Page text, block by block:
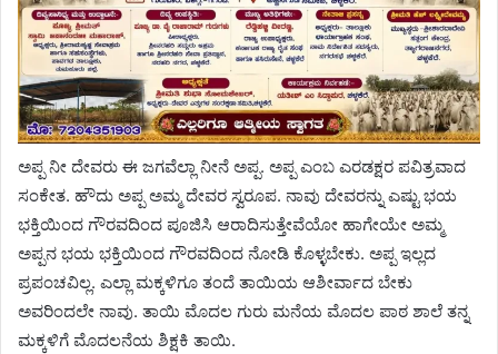
ಅಪ್ಪ ನೀ ದೇವರು ಈ ಜಗವೆಲ್ಲಾ ನೀನೆ ಅಪ್ಪ. ಅಪ್ಪ ಎಂಬ ಎರಡಕ್ಷರ ಪವಿತ್ರವಾದ
ಸಂಕೇತ. ಹೌದು ಅಪ್ಪ ಅಮ್ಮ ದೇವರ ಸ್ವರೂಪ. ನಾವು ದೇವರನ್ನು ಎಷ್ಟು ಭಯ
ಭಕ್ತಿಯಿಂದ ಗೌರವದಿಂದ ಪೂಜಿಸಿ ಆರಾದಿಸುತ್ತೇವೆಯೋ ಹಾಗೇಯೇ ಅಮ್ಮ
ಅಪ್ಪನ ಭಯ ಭಕ್ತಿಯಿಂದ ಗೌರವದಿಂದ ನೋಡಿ ಕೊಳ್ಳಬೇಕು. ಅಪ್ಪ ಇಲ್ಲದ
ಪ್ರಪಂಚವಿಲ್ಲ. ಎಲ್ಲಾ ಮಕ್ಕಳಿಗೂ ತಂದೆ ತಾಯಿಯ ಆಶೀರ್ವಾದ ಬೇಕು
ಅವರಿಂದಲೇ ನಾವು. ತಾಯಿ ಮೊದಲ ಗುರು ಮನೆಯ ಮೊದಲ ಪಾಠ ಶಾಲೆ ತನ್ನ
ಮಕ್ಕಳಿಗೆ ಮೊದಲನೆಯ ಶಿಕ್ಷಕಿ ತಾಯಿ.